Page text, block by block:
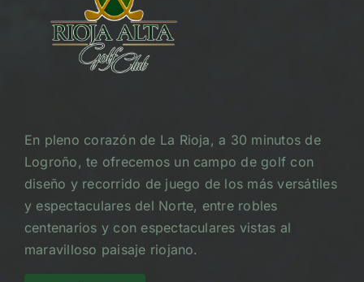
En pleno corazón de La Rioja, a 30 minutos de
Logroño, te ofrecemos un campo de golf con
diseño y recorrido de juego de los más versátiles
y espectaculares del Norte, entre robles
centenarios y con espectaculares vistas al
maravilloso paisaje riojano.